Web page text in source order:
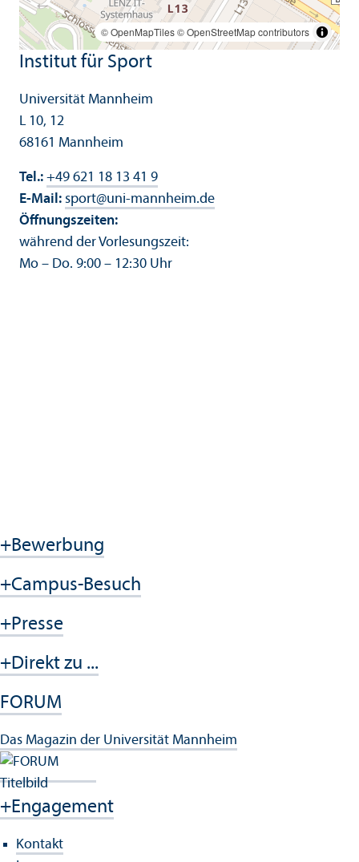
© OpenMapTiles© OpenStreetMap contributors
Institut für Sport
Universität Mannheim
L 10, 12
68161 Mannheim
Tel.: +49 621 18 13 41 9
E-Mail: sport@uni-mannheim.de
Öffnungs­zeiten:
während der Vorlesungs­zeit:
Mo – Do. 9:00 – 12:30 Uhr
+Bewerbung
+Campus-Besuch
+Presse
+Direkt zu ...
FORUM
Das Magazin der Universität Mannheim
+Engagement
Kontakt